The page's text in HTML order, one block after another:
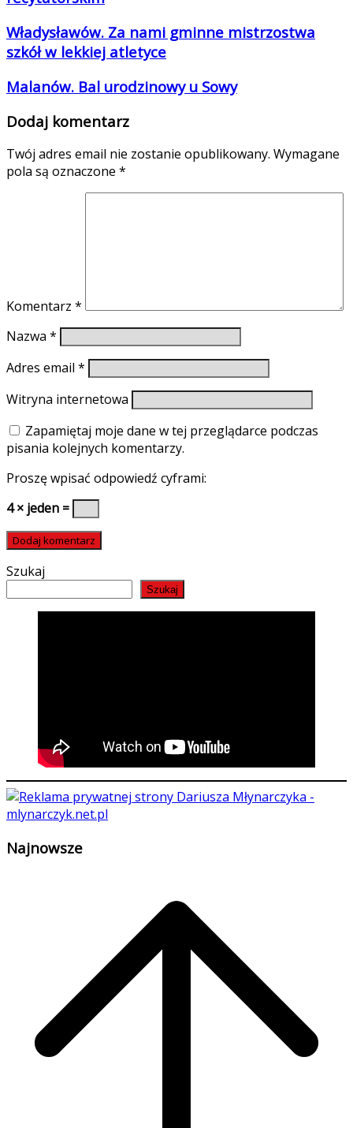
Władysławów. Za nami gminne mistrzostwa
szkół w lekkiej atletyce
Malanów. Bal urodzinowy u Sowy
Dodaj komentarz
Twój adres email nie zostanie opublikowany. Wymagane
pola są oznaczone *
Komentarz *
Nazwa *
Adres email *
Witryna internetowa
Zapamiętaj moje dane w tej przeglądarce podczas
pisania kolejnych komentarzy.
Proszę wpisać odpowiedź cyframi:
4 × jeden =
Szukaj
Szukaj
Najnowsze